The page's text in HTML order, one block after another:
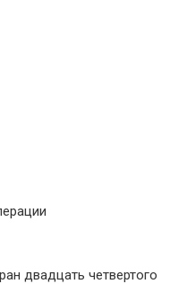
двадцать четвертого